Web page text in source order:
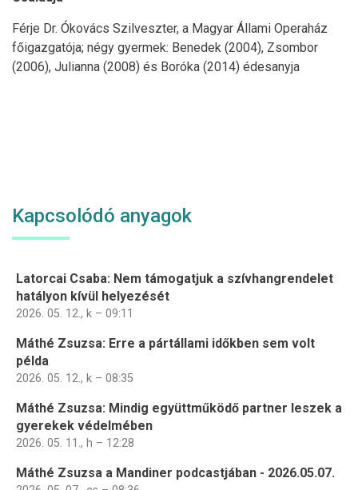
Férje Dr. Ókovács Szilveszter, a Magyar Állami Operaház
főigazgatója; négy gyermek: Benedek (2004), Zsombor
(2006), Julianna (2008) és Boróka (2014) édesanyja
Kapcsolódó anyagok
Latorcai Csaba: Nem támogatjuk a szívhangrendelet
hatályon kívül helyezését
2026. 05. 12., k – 09:11
Máthé Zsuzsa: Erre a pártállami időkben sem volt
példa
2026. 05. 12., k – 08:35
Máthé Zsuzsa: Mindig együttműködő partner leszek a
gyerekek védelmében
2026. 05. 11., h – 12:28
Máthé Zsuzsa a Mandiner podcastjában - 2026.05.07.